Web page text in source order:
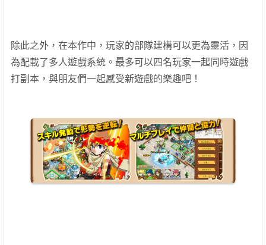
除此之外，在本作中，玩家的部隊建構可以更為靈活，因
為配載了多人遊戲系統。最多可以四名玩家一起同時遊戲
打副本，與朋友們一起感受新遊戲的樂趣吧！